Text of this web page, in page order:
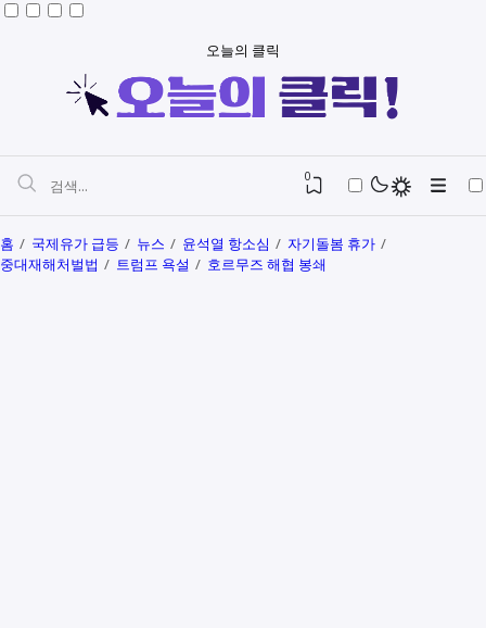
오늘의 클릭
0
홈 국제유가 급등 뉴스 윤석열 항소심
자기돌봄 휴가
중대재해처벌법
트럼프 욕설 호르무즈 해협 봉쇄